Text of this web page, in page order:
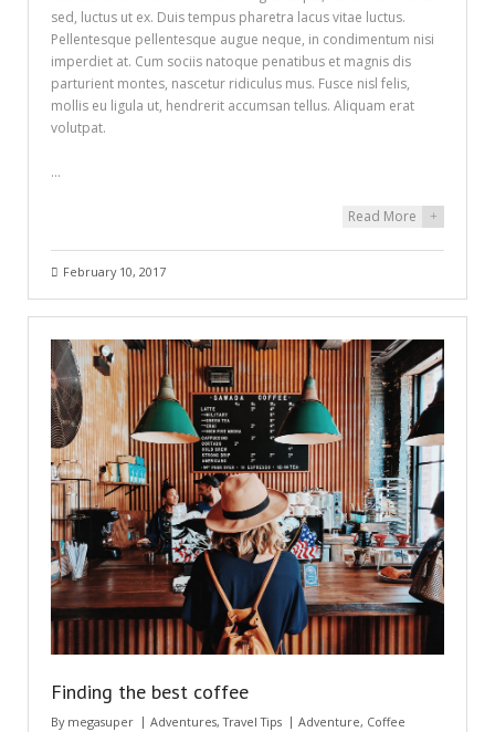
sed, luctus ut ex. Duis tempus pharetra lacus vitae luctus.
Pellentesque pellentesque augue neque, in condimentum nisi
imperdiet at. Cum sociis natoque penatibus et magnis dis
parturient montes, nascetur ridiculus mus. Fusce nisl felis,
mollis eu ligula ut, hendrerit accumsan tellus. Aliquam erat
volutpat.
…
Read More +
February 10, 2017
Finding the best coffee
By megasuper Adventures,Travel Tips Adventure, Coffee